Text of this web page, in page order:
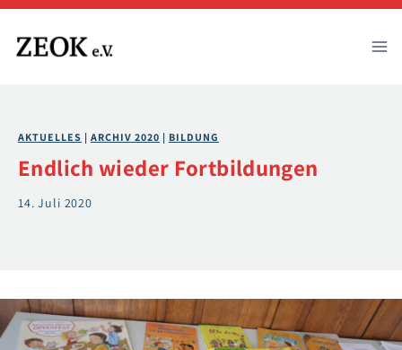
Zum
Inhalt
springen
AKTUELLES | ARCHIV 2020 | BILDUNG
Endlich wieder Fortbildungen
14. Juli 2020